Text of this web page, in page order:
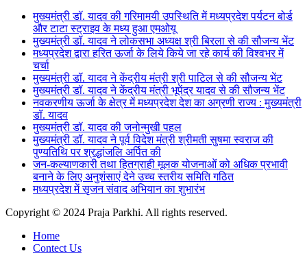
मुख्यमंत्री डॉ. यादव की गरिमामयी उपस्थिति में मध्यप्रदेश पर्यटन बोर्ड
और टाटा स्ट्राइव के मध्य हुआ एमओयू
मुख्यमंत्री डॉ. यादव ने लोकसभा अध्यक्ष श्री बिरला से की सौजन्य भेंट
मध्यप्रदेश द्वारा हरित ऊर्जा के लिये किये जा रहे कार्य की विश्वभर में
चर्चा
मुख्यमंत्री डॉ. यादव ने केंद्रीय मंत्री श्री पाटिल से की सौजन्य भेंट
मुख्यमंत्री डॉ. यादव ने केंद्रीय मंत्री भूपेंद्र यादव से की सौजन्य भेंट
नवकरणीय ऊर्जा के क्षेत्र में मध्यप्रदेश देश का अग्रणी राज्य : मुख्यमंत्री
डॉ. यादव
मुख्यमंत्री डॉ. यादव की जनोन्मुखी पहल
मुख्यमंत्री डॉ. यादव ने पूर्व विदेश मंत्री श्रीमती सुषमा स्वराज की
पुण्यतिथि पर श्रद्धांजलि अर्पित की
जन-कल्याणकारी तथा हितग्राही मूलक योजनाओं को अधिक प्रभावी
बनाने के लिए अनुशंसाएं देने उच्च स्तरीय समिति गठित
मध्यप्रदेश में सृजन संवाद अभियान का शुभारंभ
Copyright © 2024 Praja Parkhi. All rights reserved.
Home
Contect Us